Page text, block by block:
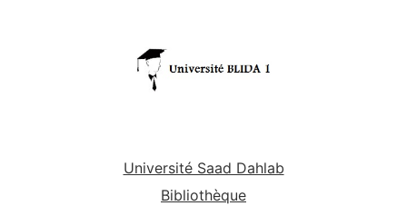
Université Saad Dahlab
Bibliothèque